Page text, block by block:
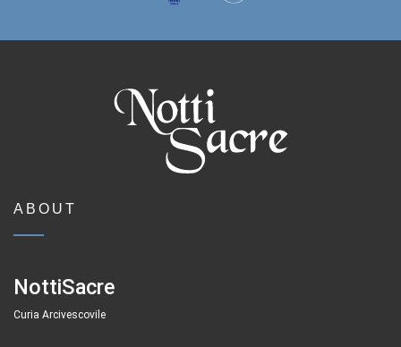
ABOUT
NottiSacre
Curia Arcivescovile